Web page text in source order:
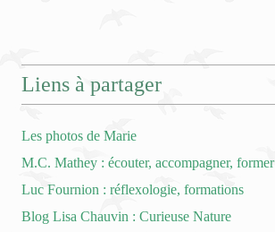
Liens à partager
Les photos de Marie
M.C. Mathey : écouter, accompagner, former
Luc Fournion : réflexologie, formations
Blog Lisa Chauvin : Curieuse Nature